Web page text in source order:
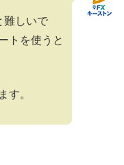
難しいで
トを使うと
す。